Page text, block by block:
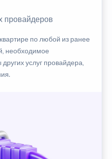
провайдеров
по любой из ранее
необходимое
услуг провайдера,